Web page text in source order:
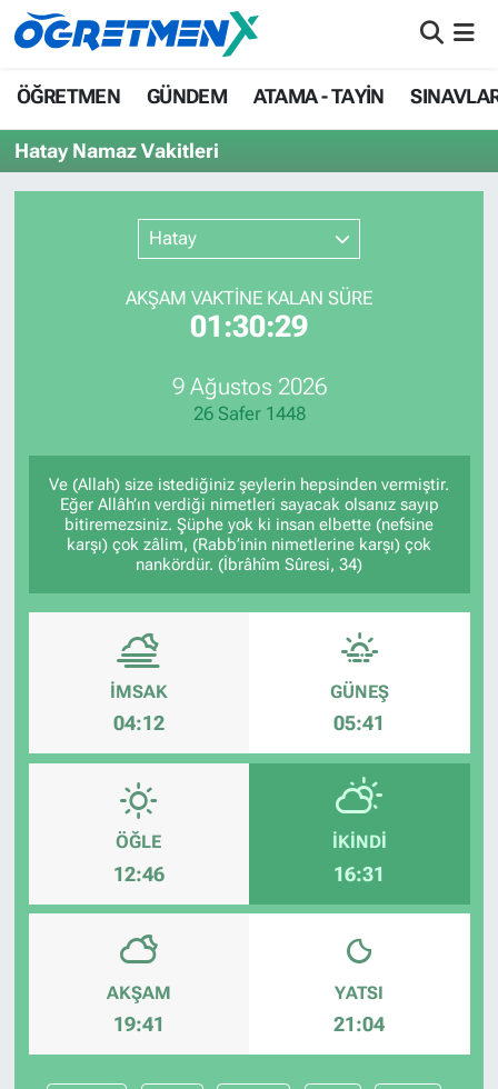
ÖĞRETMEN GÜNDEM ATAMA - TAYİN
Hatay Namaz Vakitleri
Hatay
AKŞAM VAKTİNE KALAN SÜRE
01:30:29
9 Ağustos 2026
26 Safer 1448
Ve (Allah) size istediğiniz şeylerin hepsinden vermiştir.
Eğer Allâh’ın verdiği nimetleri sayacak olsanız sayıp
bitiremezsiniz. Şüphe yok ki insan elbette (nefsine
karşı) çok zâlim, (Rabb’inin nimetlerine karşı) çok
nankördür. (İbrâhîm Sûresi, 34)
İMSAK
04:12
GÜNEŞ
05:41
ÖĞLE
12:46
İKINDI
16:31
AKŞAM
19:41
YATSI
21:04
ÖĞRETMEN
GÜNDEM
ATAMA - TAYİN
SINAVLAR
HAYATIN İÇİNDEN
İstanbul Nöbetçi Eczaneler
İstanbul Hava Durumu
İstanbul Namaz Vakitleri
İstanbul Trafik Yoğunluk Haritası
Süper Lig Puan Durumu ve Fikstür
Son Dakika Haberleri
Haber Arşivi